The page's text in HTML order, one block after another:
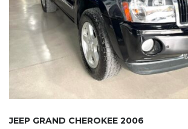
JEEP GRAND CHEROKEE 2006